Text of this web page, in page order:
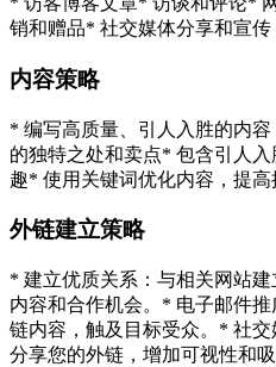
销和赠品* 社交媒体分享和宣传
内容策略
* 编写高质量、引人入胜的内
的独特之处和卖点* 包含引人
趣* 使用关键词优化内容，提
外链建立策略
* 建立优质关系：与相关网站
内容和合作机会。* 电子邮件
链内容，触及目标受众。* 社
分享您的外链，增加可视性和